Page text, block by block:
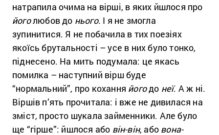
натрапила очима на вірші, в яких йшлося про
йоголюбов до нього. І я не змогла
зупинитися. Я не побачила в тих поезіях
якоїсь брутальності – усе в них було тонко,
піднесено. На мить подумала: це якась
помилка – наступний вірш буде
“нормальний”, про кохання йогодо неї. А ж ні.
Віршів п’ять прочитала: і вже не дивилася на
зміст, просто шукала займенники. Але було
ще “гірше”: йшлося або він-він, або вона-